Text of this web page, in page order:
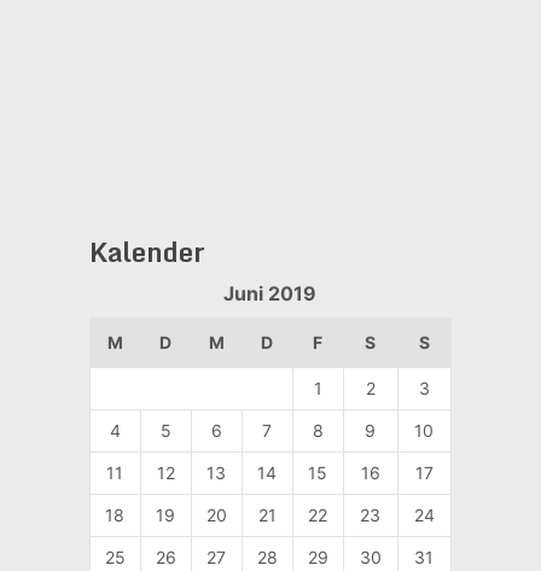
Kalender
Juni 2019
M D M D F S S
1 2 3
4 5 6 7 8 9 10
11 12 13 14 15 16 17
18 19 20 21 22 23 24
25 26 27 28 29 30 31